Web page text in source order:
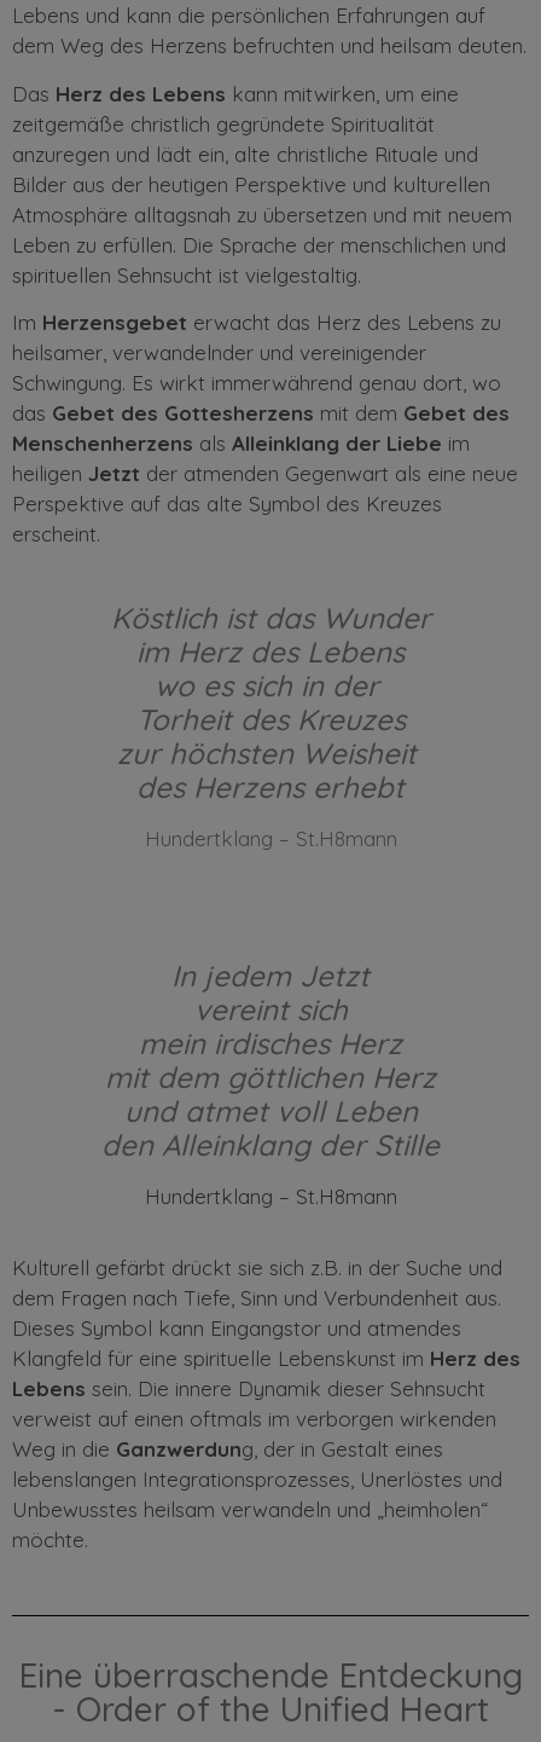
Lebens und kann die persönlichen Erfahrungen auf
dem Weg des Herzens befruchten und heilsam deuten.
Das Herz des Lebens kann mitwirken, um eine
zeitgemäße christlich gegründete Spiritualität
anzuregen und lädt ein, alte christliche Rituale und
Bilder aus der heutigen Perspektive und kulturellen
Atmosphäre alltagsnah zu übersetzen und mit neuem
Leben zu erfüllen. Die Sprache der menschlichen und
spirituellen Sehnsucht ist vielgestaltig.
Im Herzensgebet erwacht das Herz des Lebens zu
heilsamer, verwandelnder und vereinigender
Schwingung. Es wirkt immerwährend genau dort, wo
das Gebet des Gottesherzens mit dem Gebet des
Menschenherzens als Alleinklang der Liebe im
heiligen Jetzt der atmenden Gegenwart als eine neue
Perspektive auf das alte Symbol des Kreuzes
erscheint.
Köstlich ist das Wunder
im Herz des Lebens
wo es sich in der
Torheit des Kreuzes
zur höchsten Weisheit
des Herzens erhebt
Hundertklang – St.H8mann
In jedem Jetzt
vereint sich
mein irdisches Herz
mit dem göttlichen Herz
und atmet voll Leben
den Alleinklang der Stille
Hundertklang – St.H8mann
Kulturell gefärbt drückt sie sich z.B. in der Suche und
dem Fragen nach Tiefe, Sinn und Verbundenheit aus.
Dieses Symbol kann Eingangstor und atmendes
Klangfeld für eine spirituelle Lebenskunst im Herz des
Lebens sein. Die innere Dynamik dieser Sehnsucht
verweist auf einen oftmals im verborgen wirkenden
Weg in die Ganzwerdung, der in Gestalt eines
lebenslangen Integrationsprozesses, Unerlöstes und
Unbewusstes heilsam verwandeln und „heimholen“
möchte.
Eine überraschende Entdeckung
- Order of the Unified Heart